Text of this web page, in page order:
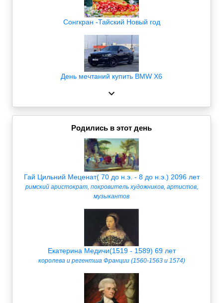
Сонгкран -Тайский Новый год
День мечтаний купить BMW X6
Родились в этот день
Гай Цильний Меценат( 70 до н.э. - 8 до н.э.) 2096 лет
римский аристократ, покровитель художников, артистов,
музыкантов
Екатерина Медичи(1519 - 1589) 69 лет
королева и регентша Франции (1560-1563 и 1574)